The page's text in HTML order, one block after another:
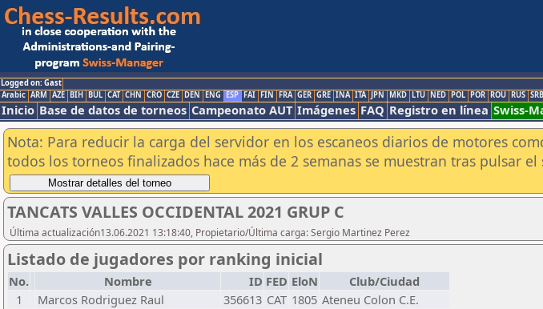
Logged on: Gast
Arabic ARM AZE BIH BUL CAT CHN CRO CZE DEN ENG ESP FAI FIN FRA GER GRE INA ITA JPN MKD LTU NED POL POR ROU RUS SRB
Inicio Base de datos de torneos Campeonato AUT Imágenes FAQ Registro en línea Swiss-
Nota: Para reducir la carga del servidor en los escaneos diarios de motores
todos los torneos finalizados hace más de 2 semanas se muestran tras pulsar
TANCATS VALLES OCCIDENTAL 2021 GRUP C
Última actualización13.06.2021 13:18:40, Propietario/Última carga: Sergio Martinez Perez
Listado de jugadores por ranking inicial
No. Nombre ID FED EloN
Club/Ciudad
1
Marcos Rodriguez Raul 356613 CAT 1805 Ateneu Colon C.E.